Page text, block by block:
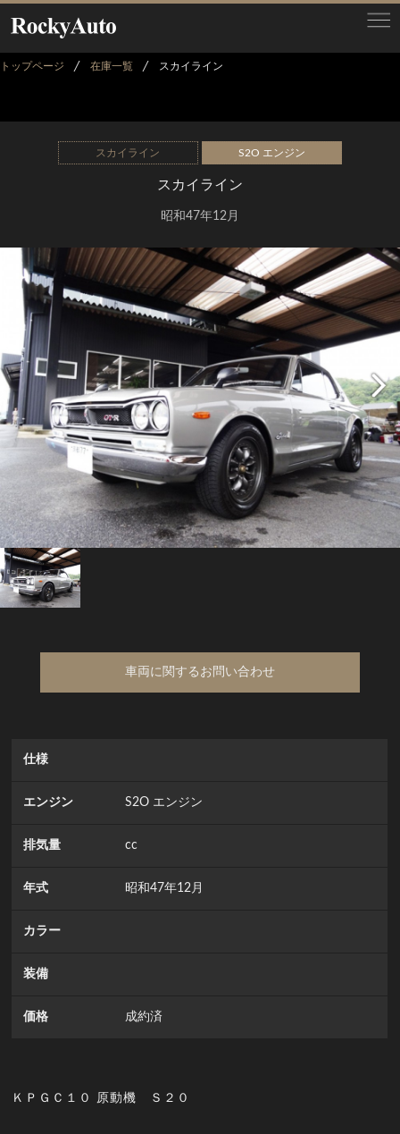
トップページ 在庫一覧 スカイライン
スカイライン S2O エンジン
スカイライン
昭和47年12月
車両に関するお問い合わせ
仕様
エンジン S2O エンジン
排気量 cc
年式 昭和47年12月
カラー
装備
価格 成約済
ＫＰＧＣ１０ 原動機 Ｓ２０